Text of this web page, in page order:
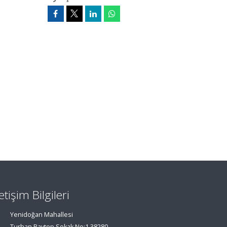
Bilgileri
Yenidoğan Mahallesi